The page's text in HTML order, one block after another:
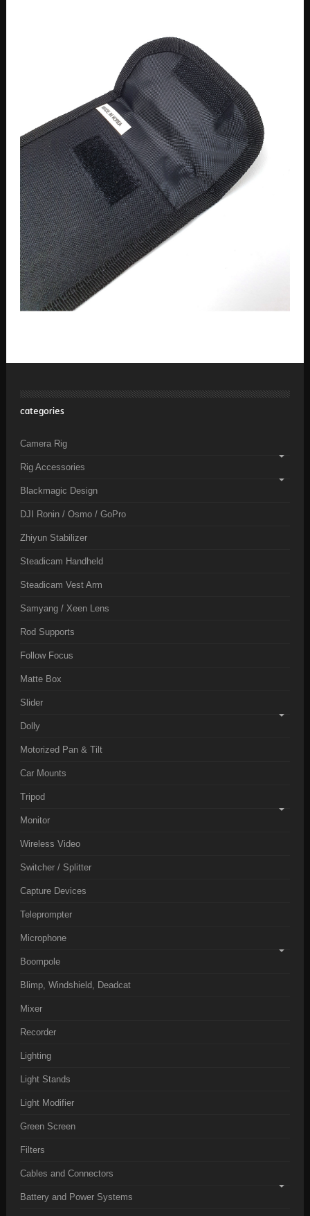
categories
Camera Rig
Rig Accessories
Blackmagic Design
DJI Ronin / Osmo / GoPro
Zhiyun Stabilizer
Steadicam Handheld
Steadicam Vest Arm
Samyang / Xeen Lens
Rod Supports
Follow Focus
Matte Box
Slider
Dolly
Motorized Pan & Tilt
Car Mounts
Tripod
Monitor
Wireless Video
Switcher / Splitter
Capture Devices
Teleprompter
Microphone
Boompole
Blimp, Windshield, Deadcat
Mixer
Recorder
Lighting
Light Stands
Light Modifier
Green Screen
Filters
Cables and Connectors
Battery and Power Systems